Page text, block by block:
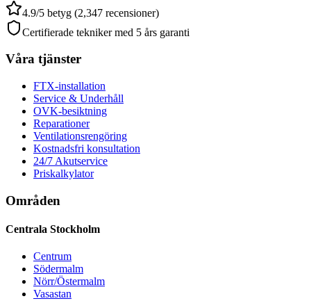
4.9/5 betyg (2,347 recensioner)
Certifierade tekniker med 5 års garanti
Våra tjänster
FTX-installation
Service & Underhåll
OVK-besiktning
Reparationer
Ventilationsrengöring
Kostnadsfri konsultation
24/7 Akutservice
Priskalkylator
Områden
Centrala Stockholm
Centrum
Södermalm
Nörr/Östermalm
Vasastan